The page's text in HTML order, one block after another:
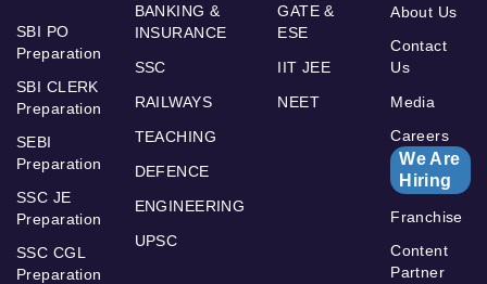
SBI PO
Preparation
SBI CLERK
Preparation
SEBI
Preparation
SSC JE
Preparation
SSC CGL
Preparation
BANKING &
INSURANCE
SSC
RAILWAYS
TEACHING
DEFENCE
ENGINEERING
UPSC
GATE &
ESE
IIT JEE
NEET
About Us
Contact
Us
Media
Careers
We Are
Hiring
Franchise
Content
Partner